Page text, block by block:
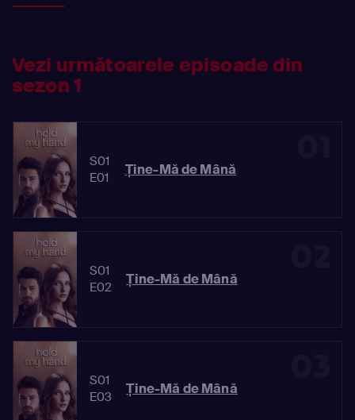
Vezi următoarele episoade din
sezon 1
S01
E01
Ține-Mă de Mână
S01
E02
Ține-Mă de Mână
S01
E03
Ține-Mă de Mână